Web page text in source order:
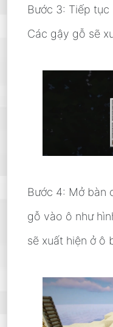
Bước 3: Tiếp
Các gậy gỗ sẽ
Bước 4: Mở bàn
gỗ vào ô như
sẽ xuất hiện ở ô